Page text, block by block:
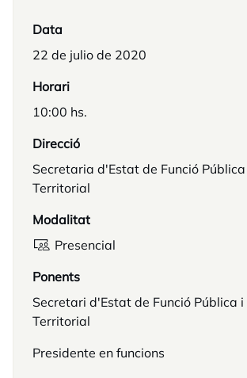
Data
22 de julio de 2020
Horari
10:00 hs.
Direcció
Secretaria d'Estat de Funció
Territorial
Modalitat
Presencial
Ponents
Secretari d'Estat de Funció Pública
Territorial
Presidente en funcions